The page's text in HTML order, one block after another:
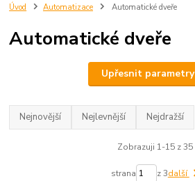
Úvod Automatizace Automatické dveře
Automatické dveře
Upřesnit parametry
Nejnovější Nejlevnější Nejdražší
Zobrazuji 1-15 z 35
strana z 3další